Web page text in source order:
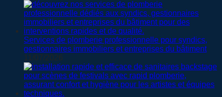
Services de plomberie professionnelle pour syndics,
gestionnaires immobiliers et entreprises du bâtiment
11/07/2026